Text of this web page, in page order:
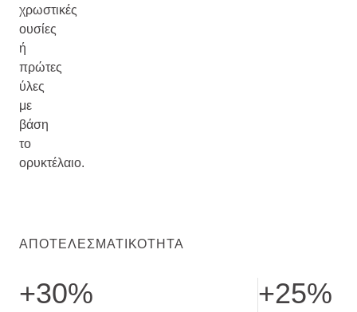
χρωστικές
ουσίες
ή
πρώτες
ύλες
με
βάση
το
ορυκτέλαιο.
ΑΠΟΤΕΛΕΣΜΑΤΙΚΌΤΗΤΑ
+30% +25%